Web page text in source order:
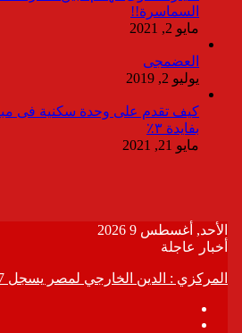
السماسرة!!
مايو 2, 2021
العضمجى
يوليو 2, 2019
كيف تقدم على وحدة سكنية فى
بفايدة ٣٪
مايو 21, 2021